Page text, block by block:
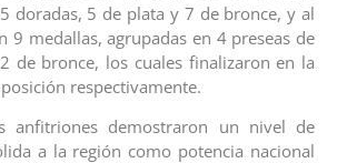
doradas, 5 de plata y 7 de bronce, y al
9 medallas, agrupadas en 4 preseas de
de bronce, los cuales finalizaron en la
respectivamente.
anfitriones demostraron un nivel de
a la región como potencia nacional